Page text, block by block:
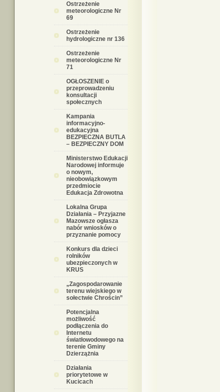
Ostrzeżenie
meteorologiczne Nr
69
Ostrzeżenie
hydrologiczne nr 136
Ostrzeżenie
meteorologiczne Nr
71
OGŁOSZENIE o
przeprowadzeniu
konsultacji
społecznych
Kampania
informacyjno-
edukacyjna
BEZPIECZNA BUTLA
– BEZPIECZNY DOM
Ministerstwo Edukacji
Narodowej informuje
o nowym,
nieobowiązkowym
przedmiocie
Edukacja Zdrowotna
Lokalna Grupa
Działania – Przyjazne
Mazowsze ogłasza
nabór wniosków o
przyznanie pomocy
Konkurs dla dzieci
rolników
ubezpieczonych w
KRUS
„Zagospodarowanie
terenu wiejskiego w
sołectwie Chrościn”
Potencjalna
możliwość
podłączenia do
Internetu
światłowodowego na
terenie Gminy
Dzierzążnia
Działania
priorytetowe w
Kucicach